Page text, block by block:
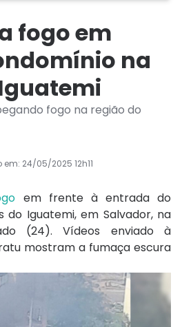
fogo em
na
fogo na região do
em: 24/05/2025 12h11
em frente à entrada do
do Iguatemi, em Salvador, na
(24). Vídeos enviado à
mostram a fumaça escura